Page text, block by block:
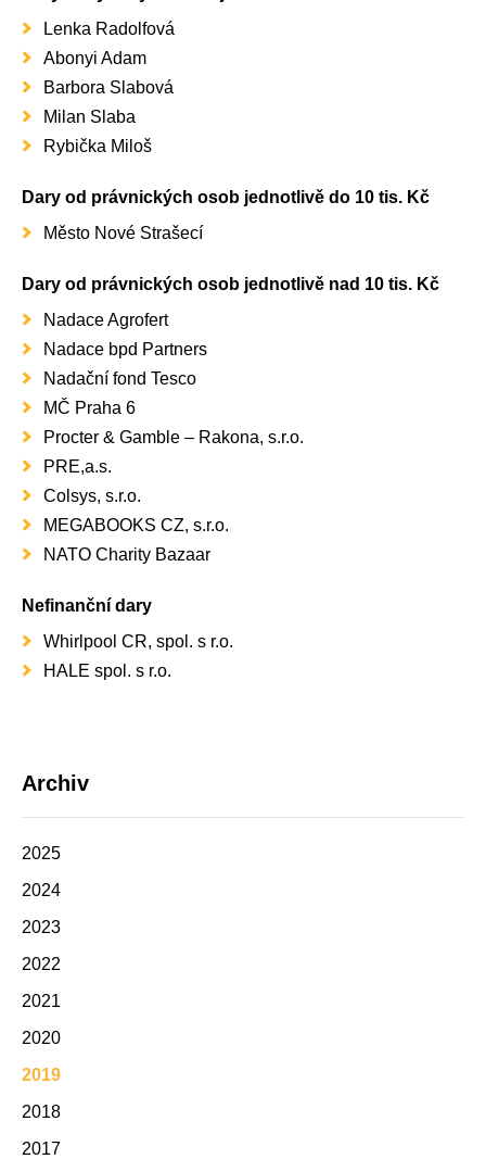
Lenka Radolfová
Abonyi Adam
Barbora Slabová
Milan Slaba
Rybička Miloš
Dary od právnických osob jednotlivě do 10 tis. Kč
Město Nové Strašecí
Dary od právnických osob jednotlivě nad 10 tis. Kč
Nadace Agrofert
Nadace bpd Partners
Nadační fond Tesco
MČ Praha 6
Procter & Gamble – Rakona, s.r.o.
PRE,a.s.
Colsys, s.r.o.
MEGABOOKS CZ, s.r.o.
NATO Charity Bazaar
Nefinanční dary
Whirlpool CR, spol. s r.o.
HALE spol. s r.o.
Archiv
2025
2024
2023
2022
2021
2020
2019
2018
2017